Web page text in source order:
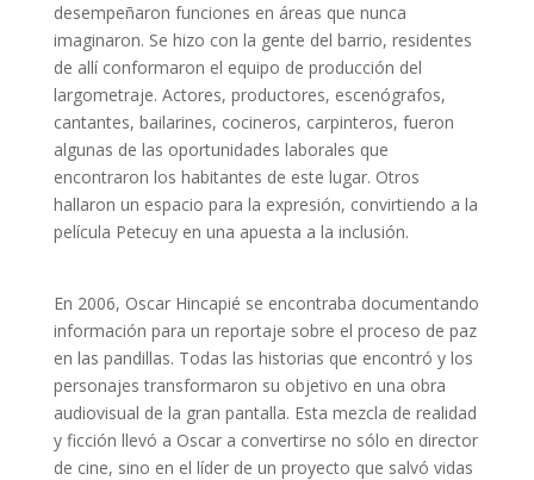
desempeñaron funciones en áreas que nunca
imaginaron. Se hizo con la gente del barrio, residentes
de allí conformaron el equipo de producción del
largometraje. Actores, productores, escenógrafos,
cantantes, bailarines, cocineros, carpinteros, fueron
algunas de las oportunidades laborales que
encontraron los habitantes de este lugar. Otros
hallaron un espacio para la expresión, convirtiendo a la
película Petecuy en una apuesta a la inclusión.
En 2006, Oscar Hincapié se encontraba documentando
información para un reportaje sobre el proceso de paz
en las pandillas. Todas las historias que encontró y los
personajes transformaron su objetivo en una obra
audiovisual de la gran pantalla. Esta mezcla de realidad
y ficción llevó a Oscar a convertirse no sólo en director
de cine, sino en el líder de un proyecto que salvó vidas